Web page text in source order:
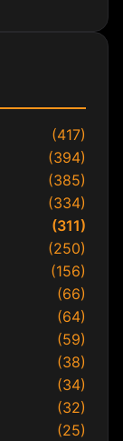
(417)
(394)
(385)
(334)
(311)
(250)
(156)
(66)
(64)
(59)
(38)
(34)
(32)
(25)